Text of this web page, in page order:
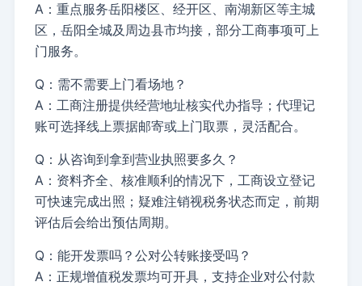
A：重点服务岳阳楼区、经开区、南湖新区等主城
区，岳阳全城及周边县市均接，部分工商事项可上
门服务。
Q：需不需要上门看场地？
A：工商注册提供经营地址核实代办指导；代理记
账可选择线上票据邮寄或上门取票，灵活配合。
Q：从咨询到拿到营业执照要多久？
A：资料齐全、核准顺利的情况下，工商设立登记
可快速完成出照；疑难注销视税务状态而定，前期
评估后会给出预估周期。
Q：能开发票吗？公对公转账接受吗？
A：正规增值税发票均可开具，支持企业对公付款